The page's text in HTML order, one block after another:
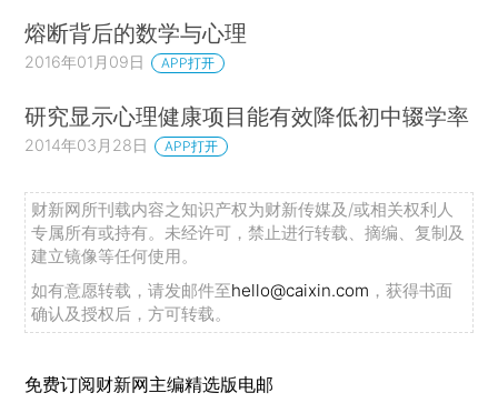
熔断背后的数学与心理
2016年01月09日 APP打开
研究显示心理健康项目能有效降低初中辍学率
2014年03月28日 APP打开
财新网所刊载内容之知识产权为财新传媒及/或相关权利人
专属所有或持有。未经许可，禁止进行转载、摘编、复制及
建立镜像等任何使用。
如有意愿转载，请发邮件至hello@caixin.com ，获得书面
确认及授权后，方可转载。
免费订阅财新网主编精选版电邮